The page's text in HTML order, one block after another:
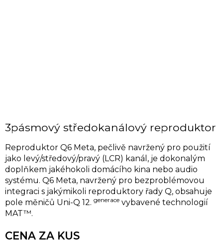
3pásmový středokanálový reproduktor
Reproduktor Q6 Meta, pečlivě navržený pro použití
jako levý/středový/pravý (LCR) kanál, je dokonalým
doplňkem jakéhokoli domácího kina nebo audio
systému. Q6 Meta, navržený pro bezproblémovou
integraci s jakýmikoli reproduktory řady Q, obsahuje
pole měničů Uni-Q 12. generace vybavené technologií
MAT™.
CENA ZA KUS